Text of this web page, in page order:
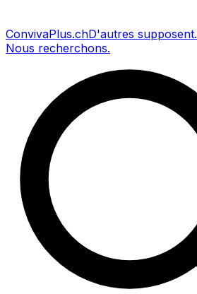
ConvivaPlus.chD'autres supposent.
Nous recherchons.